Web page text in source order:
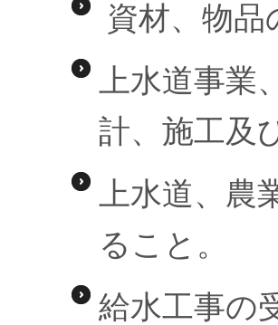
資材、物
上水道事業
計、施工及
上水道、農
ること。
給水工事の